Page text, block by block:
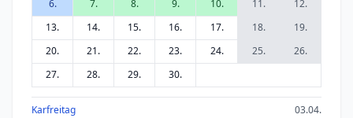
6.
7. 8. 9. 10. 11.
12.
13.
14. 15. 16. 17. 18.
19.
20.
21. 22. 23. 24. 25.
26.
27.
28. 29. 30.
Karfreitag
03.04.